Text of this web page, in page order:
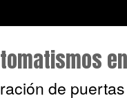
en
de